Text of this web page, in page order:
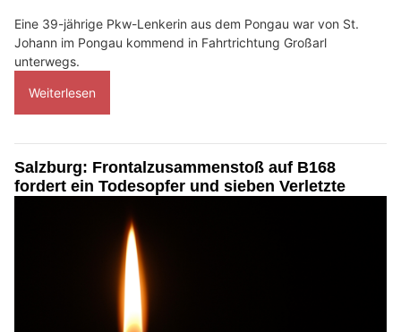
Eine 39-jährige Pkw-Lenkerin aus dem Pongau war von St.
Johann im Pongau kommend in Fahrtrichtung Großarl
unterwegs.
Weiterlesen
Salzburg: Frontalzusammenstoß auf B168
fordert ein Todesopfer und sieben Verletzte